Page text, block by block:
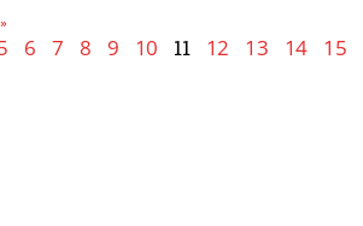
6 7 8 9 10 11 12 13 14 15